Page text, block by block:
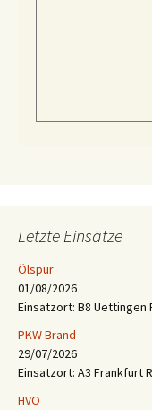
Letzte Einsätze
Ölspur
01/08/2026
Einsatzort: B8 Uettingen
PKW Brand
29/07/2026
Einsatzort: A3 Frankfurt
HVO